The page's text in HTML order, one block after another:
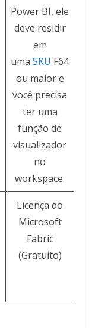
Power BI, ele
deve residir
em
uma SKU F64
ou maior e
você precisa
ter uma
função de
visualizador
no
workspace.
Licença do
Microsoft
Fabric
(Gratuito)